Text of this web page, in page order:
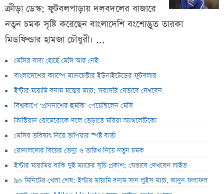
ক্রীড়া ডেস্ক: ফুটবলপাড়ায় দলবদলের বাজারে
নতুন চমক সৃষ্টি করেছেন বাংলাদেশি বংশোদ্ভূত তারকা
মিডফিল্ডার হামজা চৌধুরী। ...
মেসির বাবা হোর্হে মেসি আর নেই
বাংলাদেশের ক্যাম্পে ম্যানচেস্টার ইউনাইটেডের ফুটবলার
ইন্টার মায়ামি বনাম মন্তের ম্যাচ; সরাসরি যেভাবে দেখবেন
বিশ্বকাপে ‘প্রাণনাশের হুমকি’ পেয়েছিলেন মেসি
ক্রিস্টিয়ান রোমেরোকে দলে ভেড়াতে মরিয়া অ্যাথলেটিকো
মেসির ভবিষ্যৎ নিয়ে তাপিয়ার স্পষ্ট বার্তা
রোনালদোর বিয়ের ভেন্যু ও তারিখ নিয়ে নতুন চমক
ইন্টার মায়ামির বাকি দুই ম্যাচের সূচি প্রকাশ; যেভাবে দেখবেন লাইভ
৯০ মিনিটের খেলা শেষ: ইন্টার মায়ামি বনাম সান লুইস ম্যাচ, জানুন ফলাফল